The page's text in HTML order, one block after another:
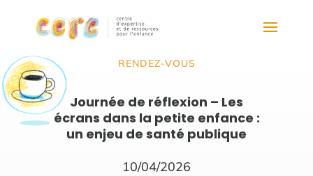
RENDEZ-VOUS
Journée de réflexion – Les
écrans dans la petite enfance :
un enjeu de santé publique
10/04/2026